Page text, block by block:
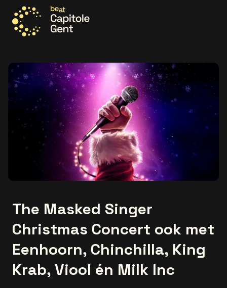
The Masked Singer
Christmas Concert ook met
Eenhoorn, Chinchilla, King
Krab, Viool én Milk Inc